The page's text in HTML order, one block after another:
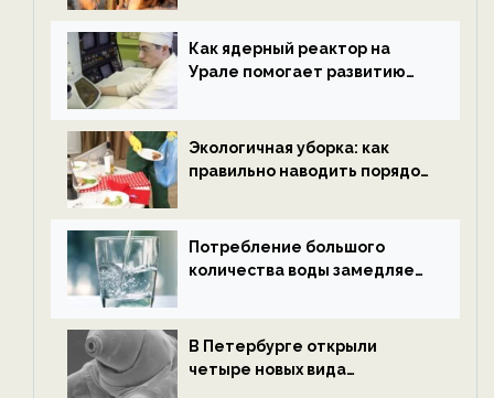
ECOportal
Как ядерный реактор на
Урале помогает развитию
ECOportal
Экологичная уборка: как
правильно наводить порядок
Потребление большого
количества воды замедляет
В Петербурге открыли
четыре новых вида